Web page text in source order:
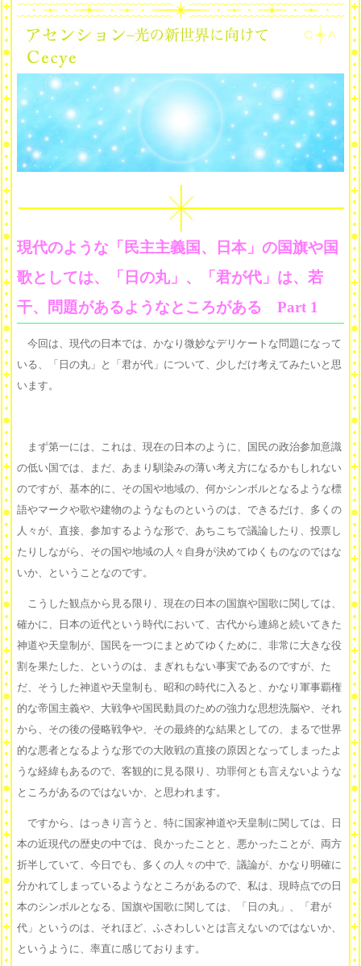
現代のような「民主主義国、日本」の国旗や国
歌としては、「日の丸」、「君が代」は、若
干、問題があるようなところがある Part 1
今回は、現代の日本では、かなり微妙なデリケートな問題になって
いる、「日の丸」と「君が代」について、少しだけ考えてみたいと思
います。
まず第一には、これは、現在の日本のように、国民の政治参加意識
の低い国では、まだ、あまり馴染みの薄い考え方になるかもしれない
のですが、基本的に、その国や地域の、何かシンボルとなるような標
語やマークや歌や建物のようなものというのは、できるだけ、多くの
人々が、直接、参加するような形で、あちこちで議論したり、投票し
たりしながら、その国や地域の人々自身が決めてゆくものなのではな
いか、ということなのです。
こうした観点から見る限り、現在の日本の国旗や国歌に関しては、
確かに、日本の近代という時代において、古代から連綿と続いてきた
神道や天皇制が、国民を一つにまとめてゆくために、非常に大きな役
割を果たした、というのは、まぎれもない事実であるのですが、た
だ、そうした神道や天皇制も、昭和の時代に入ると、かなり軍事覇権
的な帝国主義や、大戦争や国民動員のための強力な思想洗脳や、それ
から、その後の侵略戦争や、その最終的な結果としての、まるで世界
的な悪者となるような形での大敗戦の直接の原因となってしまったよ
うな経緯もあるので、客観的に見る限り、功罪何とも言えないような
ところがあるのではないか、と思われます。
ですから、はっきり言うと、特に国家神道や天皇制に関しては、日
本の近現代の歴史の中では、良かったことと、悪かったことが、両方
折半していて、今日でも、多くの人々の中で、議論が、かなり明確に
分かれてしまっているようなところがあるので、私は、現時点での日
本のシンボルとなる、国旗や国歌に関しては、「日の丸」、「君が
代」というのは、それほど、ふさわしいとは言えないのではないか、
というように、率直に感じております。